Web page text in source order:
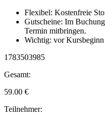
Flexibel: Kostenfreie
Gutscheine: Im
Termin mitbringen.
Wichtig: vor
1783503985
Gesamt:
59.00 €
Teilnehmer: